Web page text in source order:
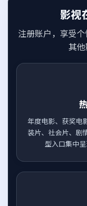
影视
注册账户，享受
其
年度电影、获奖电
装片、社会片、剧
型入口集中